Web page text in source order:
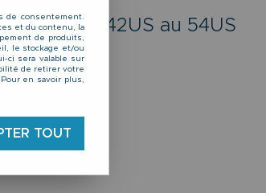
du 42US au 54US
de consentement.
et du contenu, la
de produits,
le stockage et/ou
ci sera valable sur
de retirer votre
en savoir plus,
TOUT